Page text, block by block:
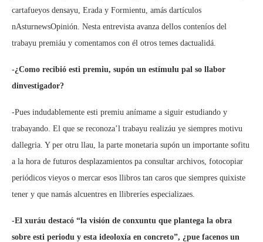
cartafueyos densayu, Erada y Formientu, amás dartículos
nAsturnewsOpinión. Nesta entrevista avanza dellos conteníos del
trabayu premiáu y comentamos con él otros temes dactualidá.
-¿Como recibió esti premiu, supón un estímulu pal so llabor
dinvestigador?
-Pues indudablemente esti premiu anímame a siguir estudiando y
trabayando. El que se reconoza’l trabayu realizáu ye siempres motivu
dallegria. Y per otru llau, la parte monetaria supón un importante sofitu
a la hora de futuros desplazamientos pa consultar archivos, fotocopiar
periódicos vieyos o mercar esos llibros tan caros que siempres quixiste
tener y que namás alcuentres en llibreríes especializaes.
-El xuráu destacó “la visión de conxuntu que plantega la obra
sobre esti periodu y esta ideoloxía en concreto”, ¿pue facenos un